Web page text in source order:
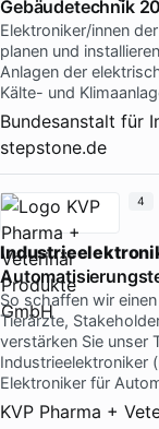
Gebäudetechnik
Elektroniker/innen
planen und
Anlagen der
Kälte- und
Bundesanstalt für
stepstone.de
So schaffen wir
Tierärzte,
verstärken Sie unser
Industrieelektroniker
Elektroniker für
KVP Pharma +
4